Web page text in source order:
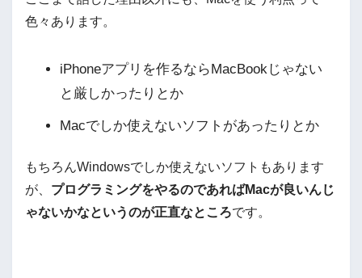
色々あります。
iPhoneアプリを作るならMacBookじゃない
と厳しかったりとか
Macでしか使えないソフトがあったりとか
もちろんWindowsでしか使えないソフトもあります
が、 プログラミングをやるのであればMacが良いんじ
ゃないかなというのが正直なところです。